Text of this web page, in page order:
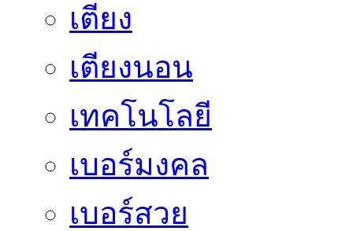
เตียง
เตียงนอน
เทคโนโลยี
เบอร์มงคล
เบอร์สวย